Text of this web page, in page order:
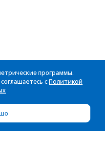
программы.
с Политикой